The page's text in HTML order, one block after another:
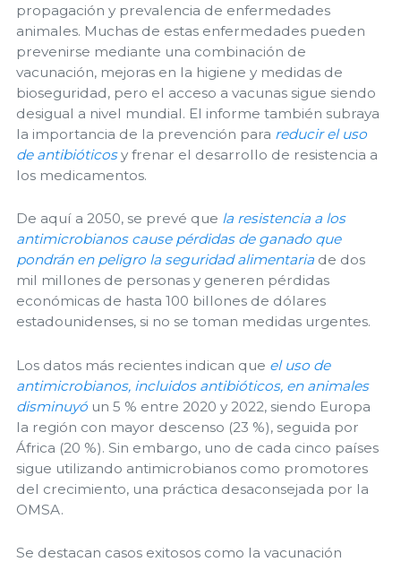
propagación y prevalencia de enfermedades
animales. Muchas de estas enfermedades pueden
prevenirse mediante una combinación de
vacunación, mejoras en la higiene y medidas de
bioseguridad, pero el acceso a vacunas sigue siendo
desigual a nivel mundial. El informe también subraya
la importancia de la prevención para reducir el uso
de antibióticosy frenar el desarrollo de resistencia a
los medicamentos.
De aquí a 2050, se prevé que la resistencia a los
antimicrobianos cause pérdidas de ganado que
pondrán en peligro la seguridad alimentaria de dos
mil millones de personas y generen pérdidas
económicas de hasta 100 billones de dólares
estadounidenses, si no se toman medidas urgentes.
Los datos más recientes indican que el uso de
antimicrobianos, incluidos antibióticos, en animales
disminuyó un 5 % entre 2020 y 2022, siendo Europa
la región con mayor descenso (23 %), seguida por
África (20 %). Sin embargo, uno de cada cinco países
sigue utilizando antimicrobianos como promotores
del crecimiento, una práctica desaconsejada por la
OMSA.
Se destacan casos exitosos como la vacunación